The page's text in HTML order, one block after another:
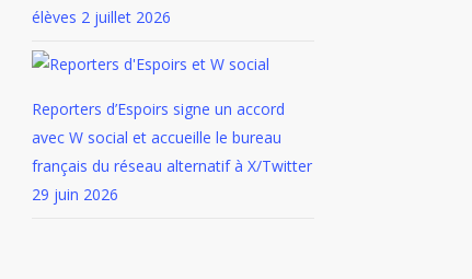
élèves 2 juillet 2026
Reporters d’Espoirs signe un accord
avec W social et accueille le bureau
français du réseau alternatif à X/Twitter
29 juin 2026